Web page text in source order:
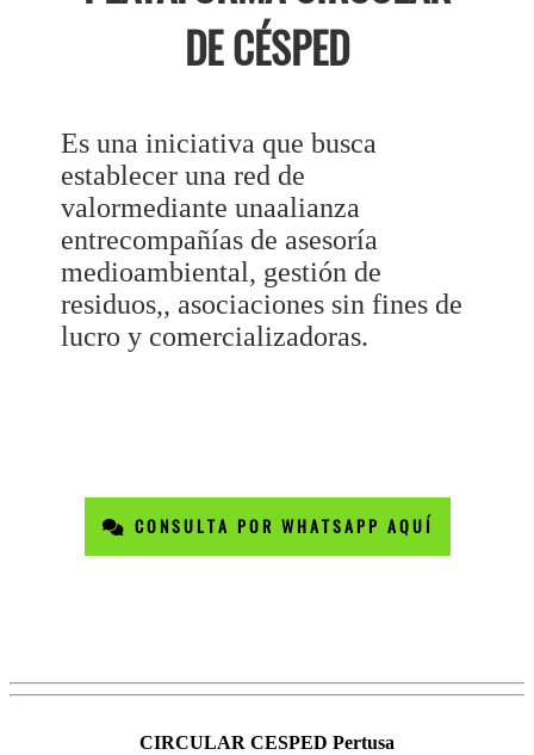
DE CÉSPED
Es una iniciativa que busca
establecer una red de
valormediante unaalianza
entrecompañías de asesoría
medioambiental, gestión de
residuos,, asociaciones sin fines de
lucro y comercializadoras.
CONSULTA POR WHATSAPP AQUÍ
CIRCULAR CESPED Pertusa